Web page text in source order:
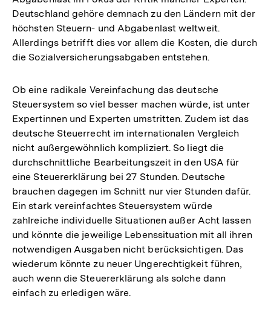
Deutschland gehöre demnach zu den Ländern mit der
höchsten Steuern- und Abgabenlast weltweit.
Allerdings betrifft dies vor allem die Kosten, die durch
die Sozialversicherungsabgaben entstehen.
Ob eine radikale Vereinfachung das deutsche
Steuersystem so viel besser machen würde, ist unter
Expertinnen und Experten umstritten. Zudem ist das
deutsche Steuerrecht im internationalen Vergleich
nicht außergewöhnlich kompliziert. So liegt die
durchschnittliche Bearbeitungszeit in den USA für
eine Steuererklärung bei 27 Stunden. Deutsche
brauchen dagegen im Schnitt nur vier Stunden dafür.
Ein stark vereinfachtes Steuersystem würde
zahlreiche individuelle Situationen außer Acht lassen
und könnte die jeweilige Lebenssituation mit all ihren
notwendigen Ausgaben nicht berücksichtigen. Das
wiederum könnte zu neuer Ungerechtigkeit führen,
auch wenn die Steuererklärung als solche dann
einfach zu erledigen wäre.